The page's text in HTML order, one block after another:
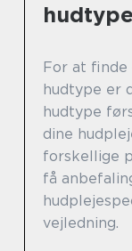
For at finde
hudtype er
hudtype
dine
forskellige
få
vejledning.